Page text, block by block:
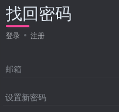
找回密码
登录 注册
邮箱
设置新密码